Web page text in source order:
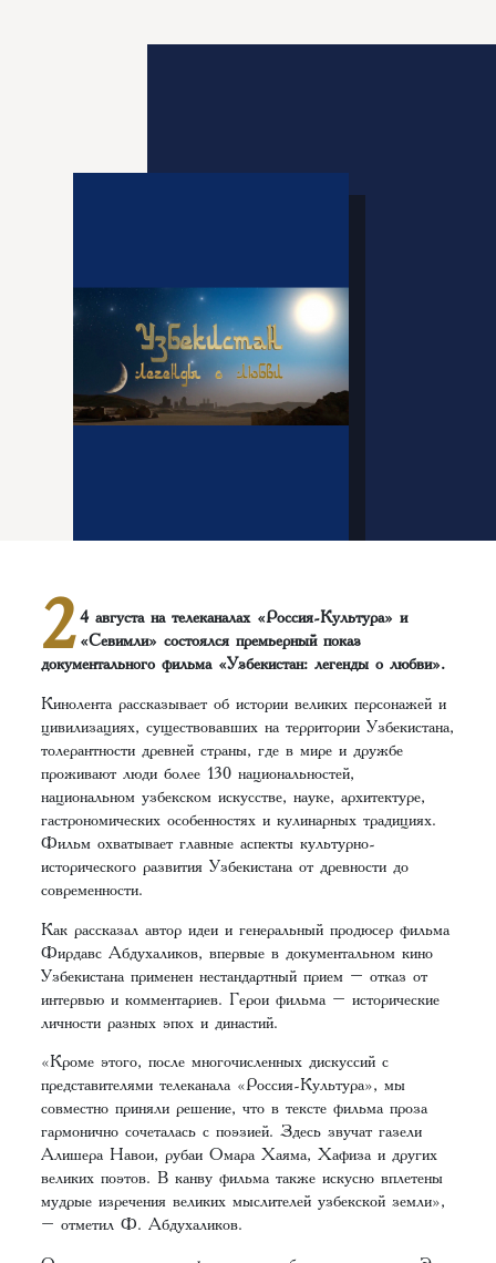
2 4 августа на телеканалах «Россия-Культура» и
«Севимли» состоялся премьерный показ
документального фильма «Узбекистан: легенды о любви».
Кинолента рассказывает об истории великих персонажей и
цивилизациях, существовавших на территории Узбекистана,
толерантности древней страны, где в мире и дружбе
проживают люди более 130 национальностей,
национальном узбекском искусстве, науке, архитектуре,
гастрономических особенностях и кулинарных традициях.
Фильм охватывает главные аспекты культурно-
исторического развития Узбекистана от древности до
современности.
Как рассказал автор идеи и генеральный продюсер фильма
Фирдавс Абдухаликов, впервые в документальном кино
Узбекистана применен нестандартный прием – отказ от
интервью и комментариев. Герои фильма – исторические
личности разных эпох и династий.
«Кроме этого, после многочисленных дискуссий с
представителями телеканала «Россия-Культура», мы
совместно приняли решение, что в тексте фильма проза
гармонично сочеталась с поэзией. Здесь звучат газели
Алишера Навои, рубаи Омара Хаяма, Хафиза и других
великих поэтов. В канву фильма также искусно вплетены
мудрые изречения великих мыслителей узбекской земли»,
– отметил Ф. Абдухаликов.